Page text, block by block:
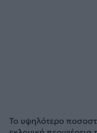
Το υψηλότερο